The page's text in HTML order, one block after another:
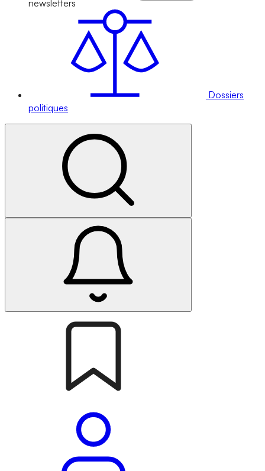
newsletters
Dossiers
politiques